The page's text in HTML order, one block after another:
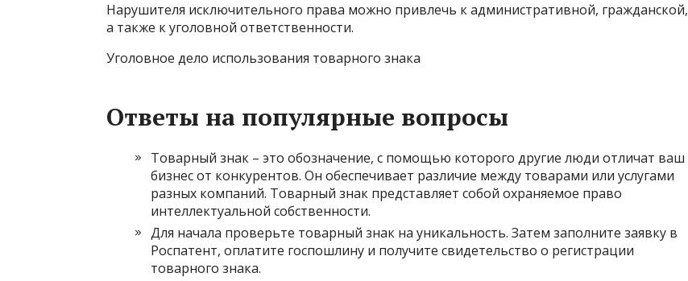
Нарушителя исключительного права можно привлечь к административной, гражданской,
а также к уголовной ответственности.
Уголовное дело использования товарного знака
Ответы на популярные вопросы
Товарный знак – это обозначение, с помощью которого другие люди отличат ваш
бизнес от конкурентов. Он обеспечивает различие между товарами или услугами
разных компаний. Товарный знак представляет собой охраняемое право
интеллектуальной собственности.
Для начала проверьте товарный знак на уникальность. Затем заполните заявку в
Роспатент, оплатите госпошлину и получите свидетельство о регистрации
товарного знака.